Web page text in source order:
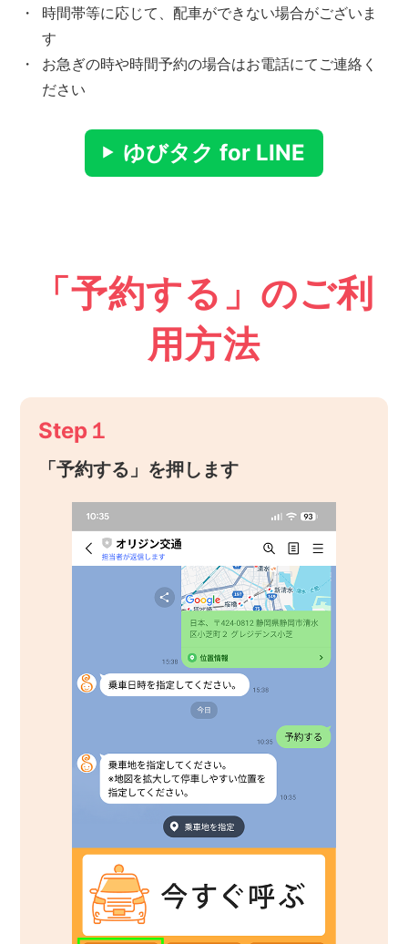
・
時間帯等に応じて、配車ができない場合がございま
す
・
お急ぎの時や時間予約の場合はお電話にてご連絡く
ださい
ゆびタク for LINE
「予約する」のご利
用方法
Step１
「予約する」を押します